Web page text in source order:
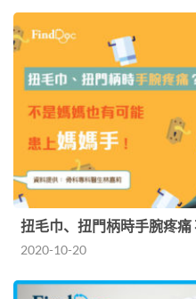
扭毛巾、扭門柄時手腕疼痛
2020-10-20